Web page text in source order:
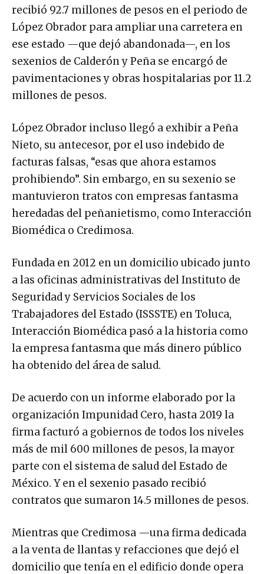
recibió 92.7 millones de pesos en el periodo de
López Obrador para ampliar una carretera en
ese estado —que dejó abandonada—, en los
sexenios de Calderón y Peña se encargó de
pavimentaciones y obras hospitalarias por 11.2
millones de pesos.
López Obrador incluso llegó a exhibir a Peña
Nieto, su antecesor, por el uso indebido de
facturas falsas, “esas que ahora estamos
prohibiendo”. Sin embargo, en su sexenio se
mantuvieron tratos con empresas fantasma
heredadas del peñanietismo, como Interacción
Biomédica o Credimosa.
Fundada en 2012 en un domicilio ubicado junto
a las oficinas administrativas del Instituto de
Seguridad y Servicios Sociales de los
Trabajadores del Estado (ISSSTE) en Toluca,
Interacción Biomédica pasó a la historia como
la empresa fantasma que más dinero público
ha obtenido del área de salud.
De acuerdo con un informe elaborado por la
organización Impunidad Cero, hasta 2019 la
firma facturó a gobiernos de todos los niveles
más de mil 600 millones de pesos, la mayor
parte con el sistema de salud del Estado de
México. Y en el sexenio pasado recibió
contratos que sumaron 14.5 millones de pesos.
Mientras que Credimosa —una firma dedicada
a la venta de llantas y refacciones que dejó el
domicilio que tenía en el edificio donde opera